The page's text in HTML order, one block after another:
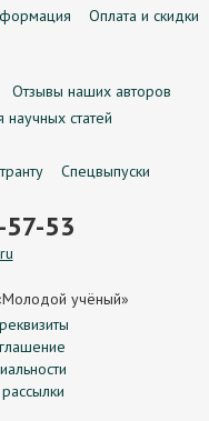
Оплата и скидки
Отзывы наших авторов
статей
Спецвыпуски
53
учёный»